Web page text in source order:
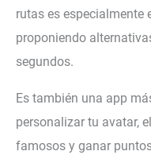
rutas es especialmente
proponiendo
segundos.
Es también una app
personalizar tu avatar,
famosos y ganar